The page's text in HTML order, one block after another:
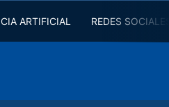
ARTIFICIAL REDES